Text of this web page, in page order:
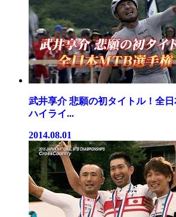
武井享介 悲願の初タイトル！全
ハイライ...
2014.08.01